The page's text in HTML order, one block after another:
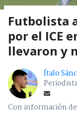
Futbolista
por el ICE
llevaron y
Ítalo
Con información de